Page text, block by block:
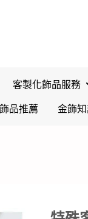
客製化飾品服務
品推薦 金飾